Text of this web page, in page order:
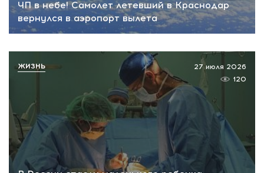
ЧП в небе! Самолет летевший в Краснодар
вернулся в аэропорт вылета
27 июля 2026
120
ЖИЗНЬ